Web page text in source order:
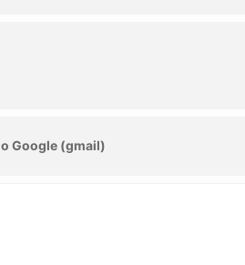
Google (gmail)